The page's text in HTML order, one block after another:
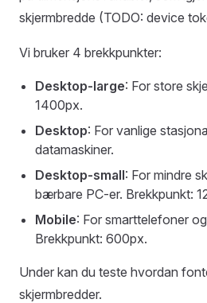
skjermbredde (TODO: device
Vi bruker 4 brekkpunkter:
Desktop-large: For store
1400px.
Desktop: For vanlige
datamaskiner.
Desktop-small: For mindre
bærbare PC-er. Brekkpunkt:
Mobile: For smarttelefoner
Brekkpunkt: 600px.
Under kan du teste hvordan
skjermbredder.